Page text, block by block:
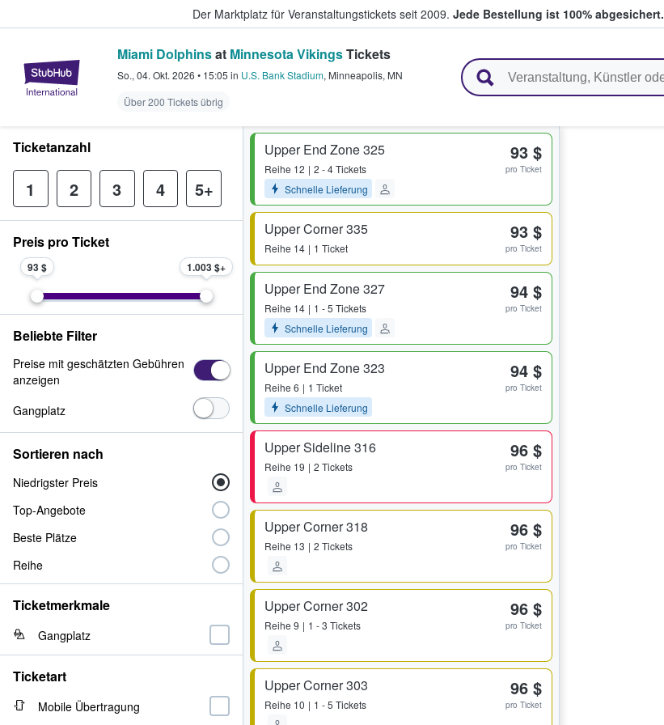
Der Marktplatz für Veranstaltungstickets seit 2009. Jede Bestellung ist 100% abgesichert.
StubHub - Wo Fans Tickets kaufen & verkaufen
Miami Dolphinsat Minnesota VikingsTickets
So., 04. Okt. 2026 • 15:05 in U.S. Bank Stadium, Minneapolis, MN
Über 200 Tickets übrig
Upper End Zone 325
Reihe 12
2 - 4 Tickets
Schnelle Lieferung
93 $
pro Ticket
Upper Corner 335
Reihe 14 1 Ticket
93 $
pro Ticket
Upper End Zone 327
Reihe 14
1 - 5 Tickets
Schnelle Lieferung
94 $
pro Ticket
Upper End Zone 323
Reihe 6
1 Ticket
Schnelle Lieferung
94 $
pro Ticket
Upper Sideline 316
Reihe 19 2 Tickets
96 $
pro Ticket
Upper Corner 318
Reihe 13 2 Tickets
96 $
pro Ticket
Upper Corner 302
Reihe 9 1 - 3 Tickets
96 $
pro Ticket
Upper Corner 303
Reihe 10 1 - 5 Tickets
96 $
pro Ticket
Ticketanzahl
1 2 3 4 5+
Preis pro Ticket
93 $ 1.003 $
Beliebte Filter
Preise mit geschätzten Gebühren
anzeigen
Gangplatz
Sortieren nach
Niedrigster Preis
Top-Angebote
Beste Plätze
Reihe
Ticketmerkmale
Gangplatz
Ticketart
Mobile Übertragung